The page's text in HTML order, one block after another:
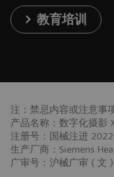
教育培训
注：禁忌内容或注意事
产品名称：数字化摄影
注册号：国械注进
生产厂商：Siemens
广审号：沪械广审 ( 文